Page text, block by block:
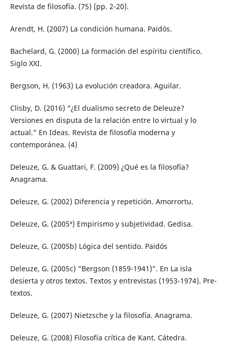
Revista de filosofía. (75) (pp. 2-20).
Arendt, H. (2007) La condición humana. Paidós.
Bachelard, G. (2000) La formación del espíritu científico.
Siglo XXI.
Bergson, H. (1963) La evolución creadora. Aguilar.
Clisby, D. (2016) “¿El dualismo secreto de Deleuze?
Versiones en disputa de la relación entre lo virtual y lo
actual.” En Ideas. Revista de filosofía moderna y
contemporánea. (4)
Deleuze, G. & Guattari, F. (2009) ¿Qué es la filosofía?
Anagrama.
Deleuze, G. (2002) Diferencia y repetición. Amorrortu.
Deleuze, G. (2005ª) Empirismo y subjetividad. Gedisa.
Deleuze, G. (2005b) Lógica del sentido. Paidós
Deleuze, G. (2005c) “Bergson (1859-1941)”. En La isla
desierta y otros textos. Textos y entrevistas (1953-1974). Pre-
textos.
Deleuze, G. (2007) Nietzsche y la filosofía. Anagrama.
Deleuze, G. (2008) Filosofía crítica de Kant. Cátedra.